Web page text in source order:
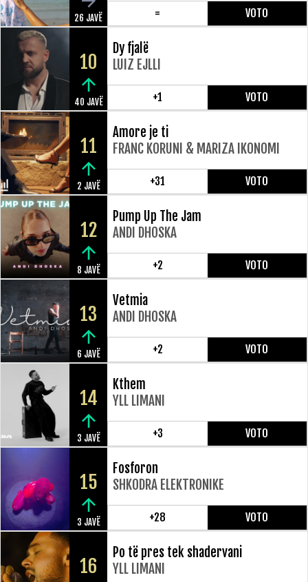
26 JAVË = VOTO
10
40 JAVË
Dy fjalë
LUIZ EJLLI
+1 VOTO
11
2 JAVË
Amore je ti
FRANC KORUNI & MARIZA IKONOMI
+31 VOTO
12
8 JAVË
Pump Up The Jam
ANDI DHOSKA
+2 VOTO
13
6 JAVË
Vetmia
ANDI DHOSKA
+2 VOTO
14
3 JAVË
Kthem
YLL LIMANI
+3 VOTO
15
3 JAVË
Fosforon
SHKODRA ELEKTRONIKE
+28 VOTO
16
Po të pres tek shadervani
YLL LIMANI